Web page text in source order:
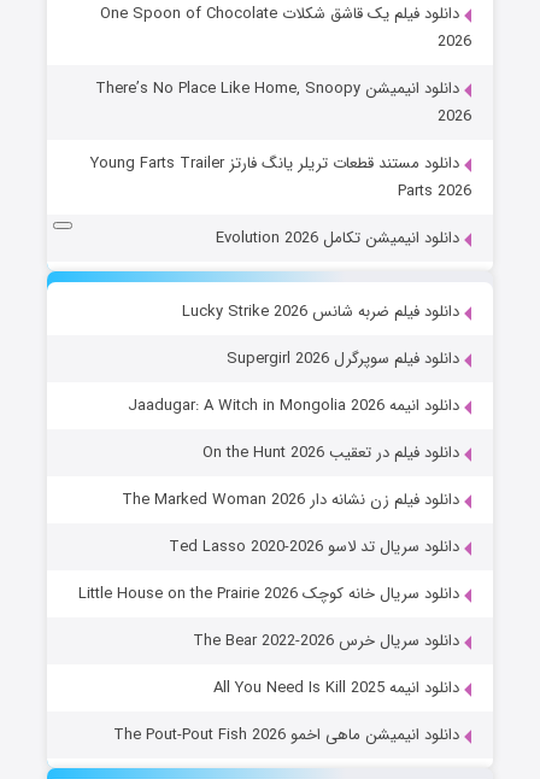
دانلود فیلم یک قاشق شکلات One Spoon of Chocolate
2026
دانلود انیمیشن There’s No Place Like Home, Snoopy
2026
دانلود مستند قطعات تریلر یانگ فارتز Young Farts Trailer
Parts 2026
دانلود انیمیشن تکامل Evolution 2026
دانلود فیلم ضربه شانس Lucky Strike 2026
دانلود فیلم سوپرگرل Supergirl 2026
دانلود انیمه Jaadugar: A Witch in Mongolia 2026
دانلود فیلم در تعقیب On the Hunt 2026
دانلود فیلم زن نشانه دار The Marked Woman 2026
دانلود سریال تد لاسو Ted Lasso 2020-2026
دانلود سریال خانه کوچک Little House on the Prairie 2026
دانلود سریال خرس The Bear 2022-2026
دانلود انیمه All You Need Is Kill 2025
دانلود انیمیشن ماهی اخمو The Pout-Pout Fish 2026